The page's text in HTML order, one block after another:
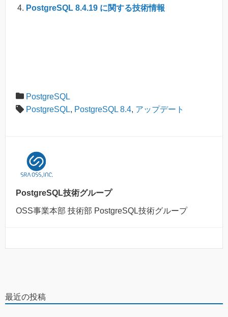
PostgreSQL 8.4.19 に関する技術情報
PostgreSQL
PostgreSQL, PostgreSQL 8.4, アップデート
PostgreSQL技術グループ
OSS事業本部 技術部 PostgreSQL技術グループ
最近の投稿